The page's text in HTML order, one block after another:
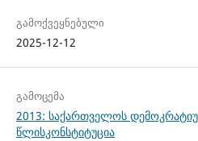
გამოქვეყნებული
2025-12-12
გამოცემა
2013: საქართველოს
წლისკონსტიტუცია